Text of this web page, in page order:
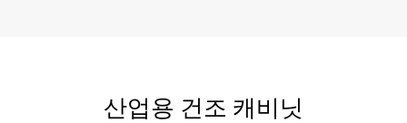
산업용 건조 캐비닛